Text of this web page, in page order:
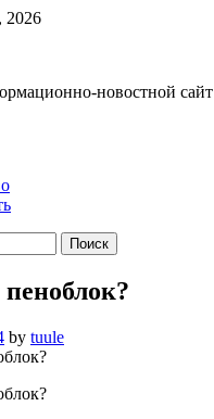
2026
новостной сайт
by tuule